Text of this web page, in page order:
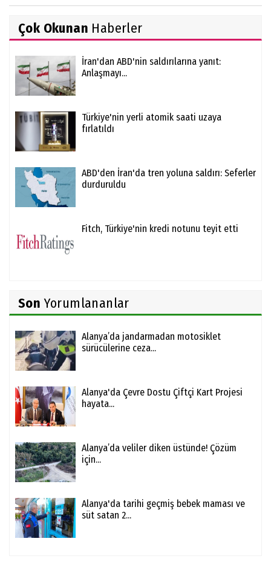
Çok Okunan Haberler
İran'dan ABD'nin saldırılarına yanıt:
Anlaşmayı...
Türkiye'nin yerli atomik saati uzaya
fırlatıldı
ABD'den İran'da tren yoluna saldırı: Seferler
durduruldu
Fitch, Türkiye'nin kredi notunu teyit etti
Son Yorumlananlar
Alanya’da jandarmadan motosiklet
sürücülerine ceza...
Alanya'da Çevre Dostu Çiftçi Kart Projesi
hayata...
Alanya’da veliler diken üstünde! Çözüm
için...
Alanya'da tarihi geçmiş bebek maması ve
süt satan 2...